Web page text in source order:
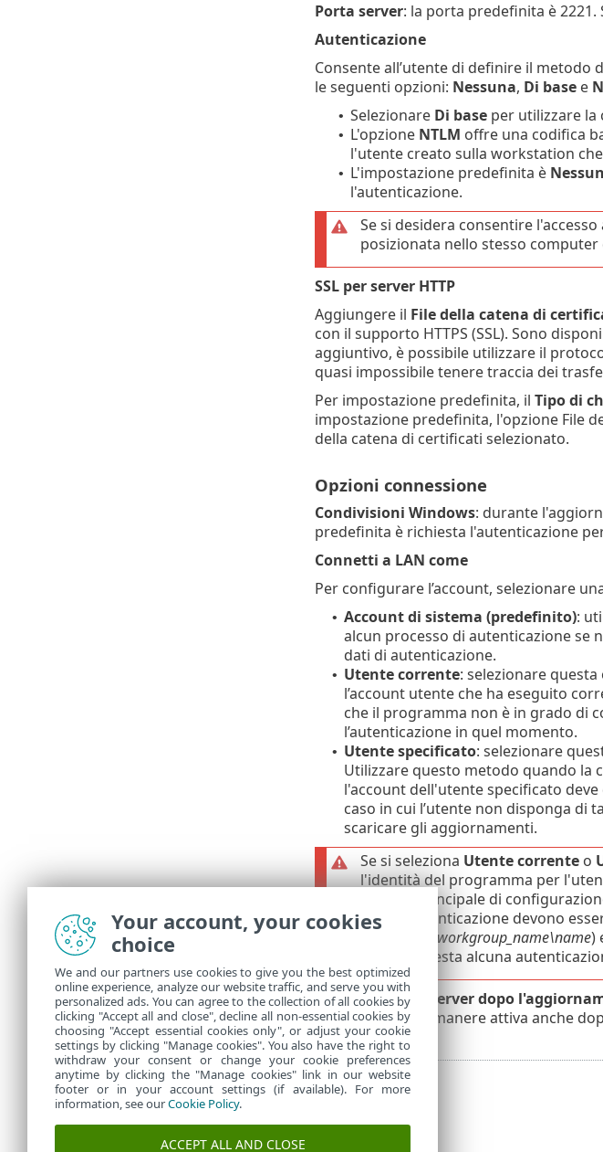
Porta server: la porta predefinita è
Autenticazione
Consente all’utente di definire il
le seguenti opzioni: Nessuna, Di basee
• Selezionare Di baseper utilizzare la
• L'opzione NTLM offre una codifica
l'utente creato sulla workstation
• L'impostazione predefinita è
l'autenticazione.
Se si desidera consentire
posizionata nello stesso computer
SSL per server HTTP
Aggiungere il File della catena di
con il supporto HTTPS (SSL). Sono
aggiuntivo, è possibile utilizzare il
quasi impossibile tenere traccia dei
Per impostazione predefinita, il Tipo di
impostazione predefinita, l'opzione File
della catena di certificati selezionato.
Opzioni connessione
Condivisioni Windows: durante
predefinita è richiesta l'autenticazione
Connetti a LAN come
Per configurare l’account, selezionare
• Account di sistema (predefinito):
alcun processo di autenticazione se
dati di autenticazione.
• Utente corrente: selezionare
l’account utente che ha eseguito
che il programma non è in grado di
l’autenticazione in quel momento.
• Utente specificato: selezionare
Utilizzare questo metodo quando la
l'account dell'utente specificato
caso in cui l’utente non disponga di
scaricare gli aggiornamenti.
Se si seleziona Utente correnteo
l'identità del programma per
sezione principale di
dati di autenticazione devono
workgroup_name\name)
non è richiesta alcuna
Disconnetti dal server dopo
server dovesse rimanere attiva anche
Your account, your cookies
choice
We and our partners use cookies to give you the best optimized
online experience, analyze our website traffic, and serve you with
personalized ads. You can agree to the collection of all cookies by
clicking "Accept all and close", decline all non-essential cookies by
choosing "Accept essential cookies only", or adjust your cookie
settings by clicking "Manage cookies". You also have the right to
withdraw your consent or change your cookie preferences
anytime by clicking the "Manage cookies" link in our website
footer or in your account settings (if available). For more
information, see ourCookie Policy.
ACCEPT ALL AND CLOSE